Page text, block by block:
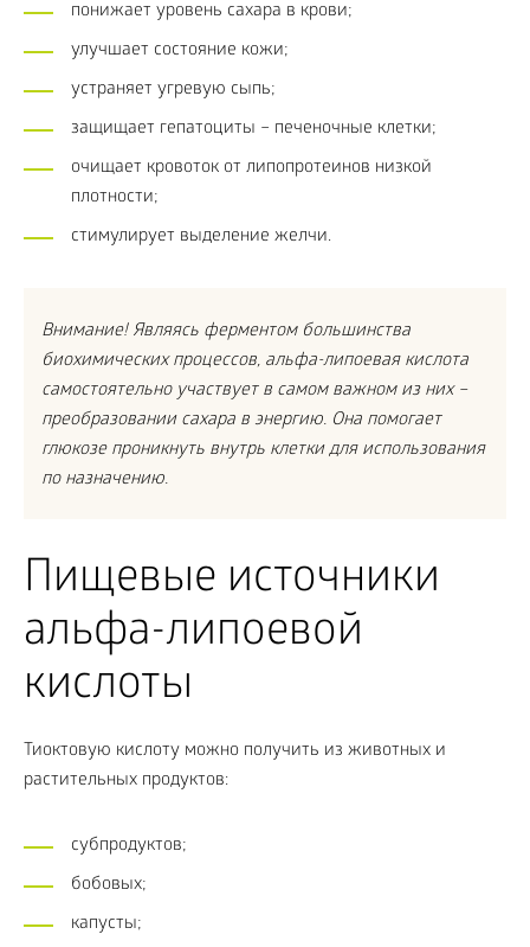
понижает уровень сахара в крови;
улучшает состояние кожи;
устраняет угревую сыпь;
защищает гепатоциты – печеночные клетки;
очищает кровоток от липопротеинов низкой
плотности;
стимулирует выделение желчи.
Внимание! Являясь ферментом большинства
биохимических процессов, альфа-липоевая кислота
самостоятельно участвует в самом важном из них –
преобразовании сахара в энергию. Она помогает
глюкозе проникнуть внутрь клетки для использования
по назначению.
Пищевые источники
альфа-липоевой
кислоты
Тиоктовую кислоту можно получить из животных и
растительных продуктов:
субпродуктов;
бобовых;
капусты;